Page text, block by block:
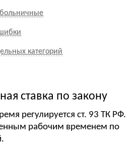
категорий
ставка по закону
регулируется ст. 93 ТК РФ.
рабочим временем по